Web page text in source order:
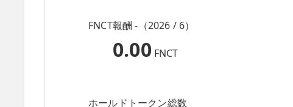
FNCT報酬 -（2026 / 6）
0.00 FNCT
ホールドトークン総数